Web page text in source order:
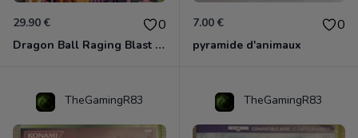
29.90 € 0
Dragon Ball Raging Blast 2 Xbox 360
7.00 € 0
pyramide d'animaux
TheGamingR83 TheGamingR83